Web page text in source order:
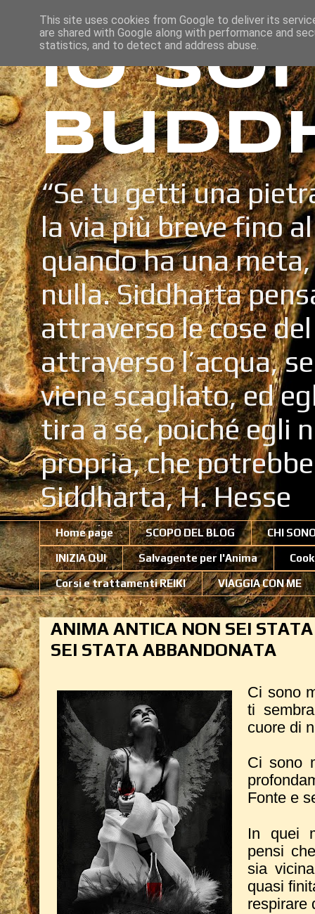
Io
“Se tu getti una
la via più breve fino
quando ha una
nulla. Siddharta
attraverso le cose
attraverso l’acqua,
viene scagliato, ed
tira a sé, poiché egli
propria, che
Siddharta, H. Hesse
Home page SCOPO DEL BLOG CHI
INIZIA QUI Salvagente per l'Anima
Corsi e trattamenti REIKI VIAGGIA CON ME
ANIMA ANTICA NON SEI
SEI STATA ABBANDONATA
Ci sono
ti
cuore di
Ci sono
Fonte e
In quei
pensi
sia
quasi
respirare
This site uses cookies from Google to deliver its
are shared with Google along with performance and
statistics, and to detect and address abuse.